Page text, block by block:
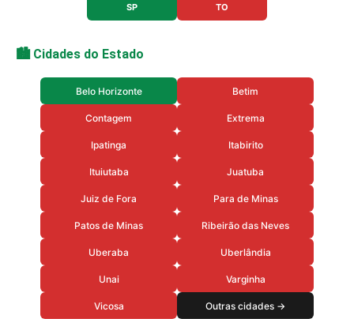
SP TO
🏙️ Cidades do Estado
Belo Horizonte Betim
Contagem Extrema
Ipatinga Itabirito
Ituiutaba Juatuba
Juiz de Fora Para de Minas
Patos de Minas Ribeirão das Neves
Uberaba Uberlândia
Unai Varginha
Vicosa Outras cidades →